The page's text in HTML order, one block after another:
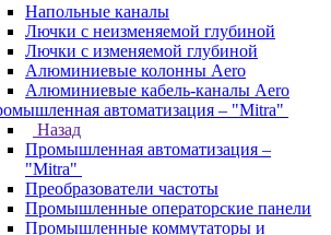
Напольные каналы
Лючки с неизменяемой глубиной
Лючки с изменяемой глубиной
Алюминиевые колонны Aero
Алюминиевые кабель-каналы Aero
автоматизация – "Mitra"
Назад
Промышленная автоматизация –
"Mitra"
Преобразователи частоты
Промышленные операторские панели
Промышленные коммутаторы и